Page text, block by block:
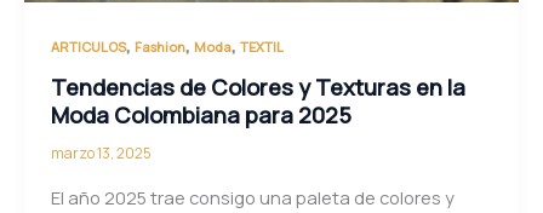
ARTICULOS, Fashion, Moda, TEXTIL
Tendencias de Colores y Texturas en la
Moda Colombiana para 2025
marzo 13, 2025
El año 2025 trae consigo una paleta de colores y